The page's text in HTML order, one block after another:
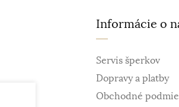
Informácie o
Servis šperkov
Dopravy a platby
Obchodné